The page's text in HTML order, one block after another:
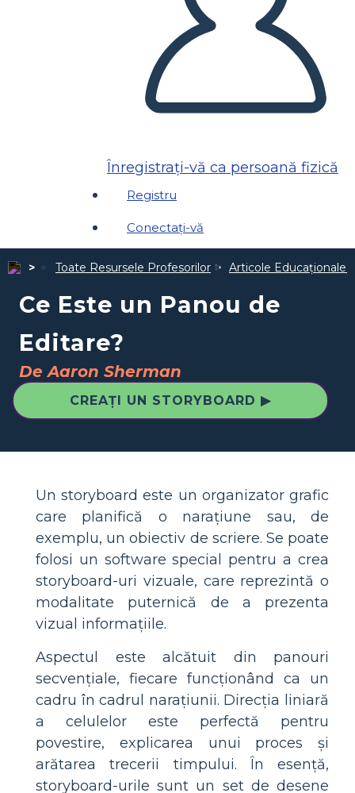
Înregistrați-vă ca persoană fizică
Registru
Conectați-vă
Toate Resursele Profesorilor Articole Educaționale
Ce Este un Panou de
Editare?
De Aaron Sherman
CREAȚI UN STORYBOARD ▶
Un storyboard este un organizator grafic
care planifică o narațiune sau, de
exemplu, un obiectiv de scriere. Se poate
folosi un software special pentru a crea
storyboard-uri vizuale, care reprezintă o
modalitate puternică de a prezenta
vizual informațiile.
Aspectul este alcătuit din panouri
secvențiale, fiecare funcționând ca un
cadru în cadrul narațiunii. Direcția liniară
a celulelor este perfectă pentru
povestire, explicarea unui proces și
arătarea trecerii timpului. În esență,
storyboard-urile sunt un set de desene